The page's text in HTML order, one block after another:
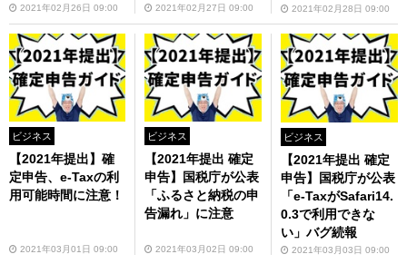
2021年02月26日 09:00 2021年02月27日 09:00 2021年02月28日 09:00
ビジネス
【2021年提出】確
定申告、e-Taxの利
用可能時間に注意！
2021年03月01日 09:00
ビジネス
【2021年提出 確定
申告】国税庁が公表
「ふるさと納税の申
告漏れ」に注意
2021年03月02日 09:00
ビジネス
【2021年提出 確定
申告】国税庁が公表
「e-TaxがSafari14.
0.3で利用できな
い」バグ続報
2021年03月03日 09:00